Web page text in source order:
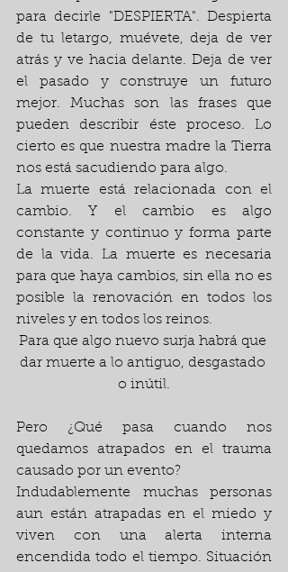
para decirle "DESPIERTA". Despierta
de tu letargo, muévete, deja de ver
atrás y ve hacia delante. Deja de ver
el pasado y construye un futuro
mejor. Muchas son las frases que
pueden describir éste proceso. Lo
cierto es que nuestra madre la Tierra
nos está sacudiendo para algo.
La muerte está relacionada con el
cambio. Y el cambio es algo
constante y continuo y forma parte
de la vida. La muerte es necesaria
para que haya cambios, sin ella no es
posible la renovación en todos los
niveles y en todos los reinos.
Para que algo nuevo surja habrá que
dar muerte a lo antiguo, desgastado
o inútil.
Pero ¿Qué pasa cuando nos
quedamos atrapados en el trauma
causado por un evento?
Indudablemente muchas personas
aun están atrapadas en el miedo y
viven con una alerta interna
encendida todo el tiempo. Situación